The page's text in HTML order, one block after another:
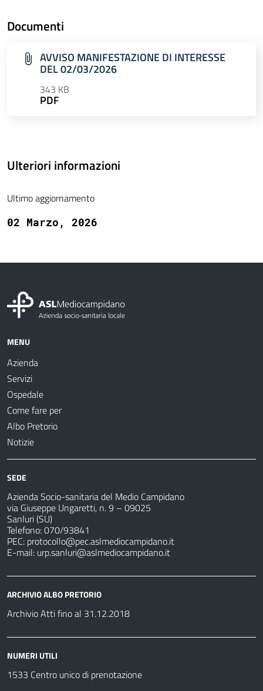
Documenti
AVVISO MANIFESTAZIONE DI INTERESSE
DEL 02/03/2026
343 KB
PDF
Ulteriori informazioni
Ultimo aggiornamento
02 Marzo, 2026
MENU
Azienda
Servizi
Ospedale
Come fare per
Albo Pretorio
Notizie
SEDE
Azienda Socio-sanitaria del Medio Campidano
via Giuseppe Ungaretti, n. 9 – 09025
Sanluri (SU)
Telefono: 070/93841
PEC: protocollo@pec.aslmediocampidano.it
E-mail: urp.sanluri@aslmediocampidano.it
ARCHIVIO ALBO PRETORIO
Archivio Atti fino al 31.12.2018
NUMERI UTILI
1533 Centro unico di prenotazione